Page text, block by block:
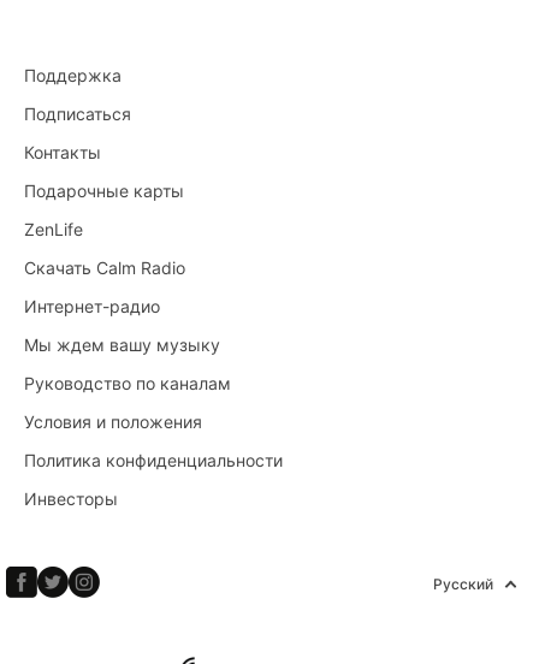
Поддержка
Подписаться
Контакты
Подарочные карты
ZenLife
Скачать Calm Radio
Интернет-радио
Мы ждем вашу музыку
Руководство по каналам
Условия и положения
Политика конфиденциальности
Инвесторы
Русский